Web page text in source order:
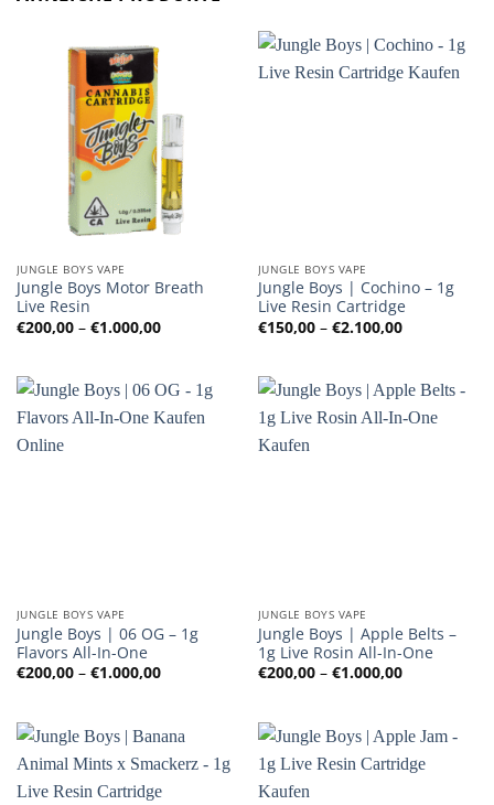
JUNGLE BOYS VAPE
Jungle Boys Motor Breath
Live Resin
€200,00 – €1.000,00Preisspanne:
€200,00
JUNGLE BOYS VAPE
Jungle Boys | Cochino – 1g
Live Resin Cartridge
€150,00 – €2.100,00
€150,00
JUNGLE BOYS VAPE
Jungle Boys | 06 OG – 1g
Flavors All-In-One
€200,00 – €1.000,00Preisspanne:
JUNGLE BOYS VAPE
Jungle Boys | Apple Belts –
1g Live Rosin All-In-One
€200,00 – €1.000,00